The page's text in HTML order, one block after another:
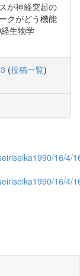
が神経突起の
クがどう機能
生物学
(投稿一覧)
16/4/
16/4/